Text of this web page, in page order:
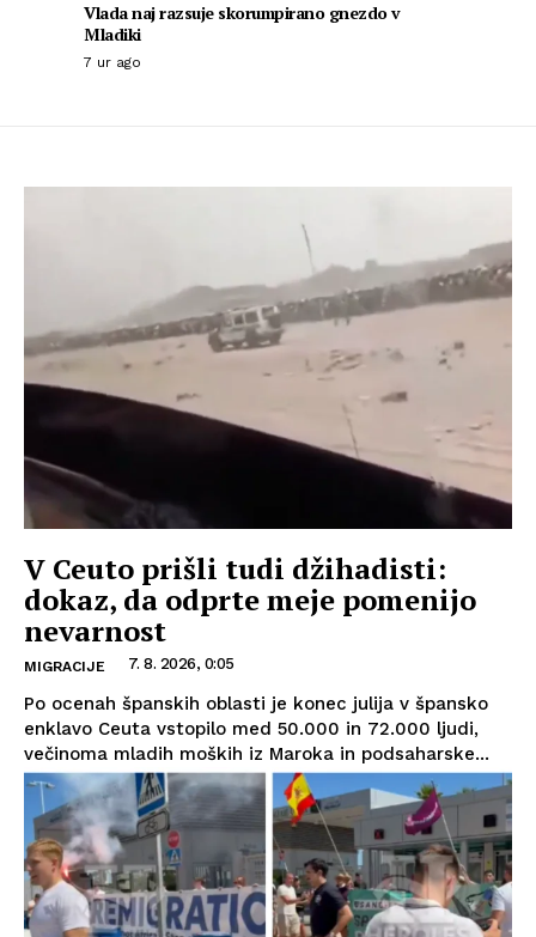
Vlada naj razsuje skorumpirano gnezdo v
Mladiki
7 ur ago
V Ceuto prišli tudi džihadisti:
dokaz, da odprte meje pomenijo
nevarnost
MIGRACIJE 7. 8. 2026, 0:05
Po ocenah španskih oblasti je konec julija v špansko
enklavo Ceuta vstopilo med 50.000 in 72.000 ljudi,
večinoma mladih moških iz Maroka in podsaharske...